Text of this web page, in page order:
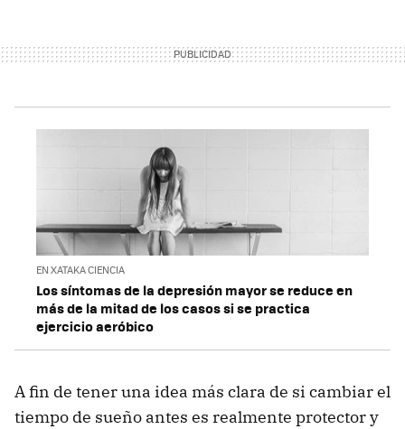
EN XATAKA CIENCIA
Los síntomas de la depresión mayor se reduce en
más de la mitad de los casos si se practica
ejercicio aeróbico
A fin de tener una idea más clara de si cambiar el
tiempo de sueño antes es realmente protector y